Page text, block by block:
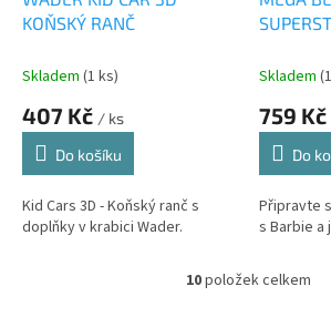
KOŇSKÝ RANČ
Skladem (1 ks)
407 Kč / ks
Do košíku
Kid Cars 3D - Koňský ranč s
doplňky v krabici Wader.
Skladem
759 Kč
Do
Připravte
s Barbie a
O
10položek celkem